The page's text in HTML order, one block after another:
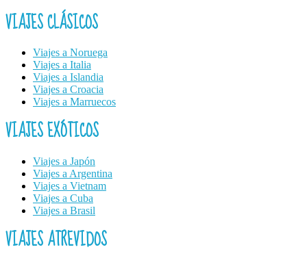
VIAJES CLÁSICOS
Viajes a Noruega
Viajes a Italia
Viajes a Islandia
Viajes a Croacia
Viajes a Marruecos
VIAJES EXÓTICOS
Viajes a Japón
Viajes a Argentina
Viajes a Vietnam
Viajes a Cuba
Viajes a Brasil
VIAJES ATREVIDOS